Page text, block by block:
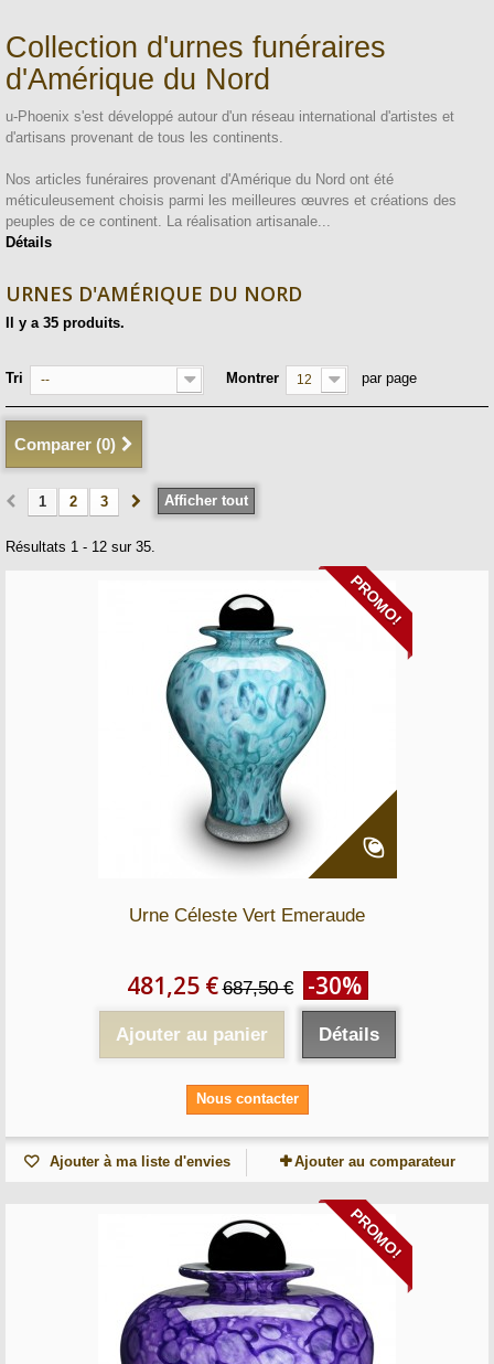
Collection d'urnes funéraires
d'Amérique du Nord
u-Phoenix s'est développé autour d'un réseau international d'artistes et
d'artisans provenant de tous les continents.
Nos articles funéraires provenant d'Amérique du Nord ont été
méticuleusement choisis parmi les meilleures œuvres et créations des
peuples de ce continent. La réalisation artisanale...
Détails
URNES D'AMÉRIQUE DU NORD
Il y a 35 produits.
Tri -- Montrer 12 par page
Comparer (0)
Afficher tout
1 2 3
Résultats 1 - 12 sur 35.
PROMO!
Urne Céleste Vert Emeraude
481,25 € 687,50 € -30%
Ajouter au panier Détails
Nous contacter
Ajouter à ma liste d'envies Ajouter au comparateur
PROMO!